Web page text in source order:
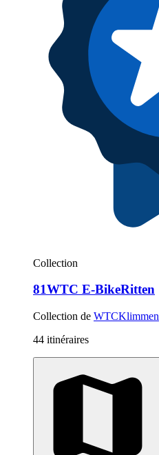
Collection
81WTC E-BikeRitten
Collection de WTCKlimmen
44 itinéraires